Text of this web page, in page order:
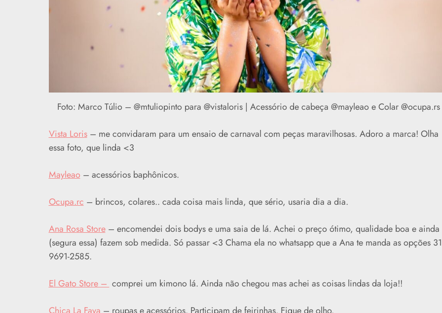
Foto: Marco Túlio – @mtuliopinto para @vistaloris | Acessório de cabeça @mayleao e Colar @ocupa.rs
Vista Loris– me convidaram para um ensaio de carnaval com peças maravilhosas. Adoro a marca! Olha
essa foto, que linda <3
Mayleao – acessórios baphônicos.
Ocupa.rc – brincos, colares.. cada coisa mais linda, que sério, usaria dia a dia.
Ana Rosa Store– encomendei dois bodys e uma saia de lá. Achei o preço ótimo, qualidade boa e ainda
(segura essa) fazem sob medida. Só passar <3 Chama ela no whatsapp que a Ana te manda as opções 31
9691-2585.
El Gato Store – comprei um kimono lá. Ainda não chegou mas achei as coisas lindas da loja!!
Chica La Fava – roupas e acessórios. Participam de feirinhas. Fique de olho.